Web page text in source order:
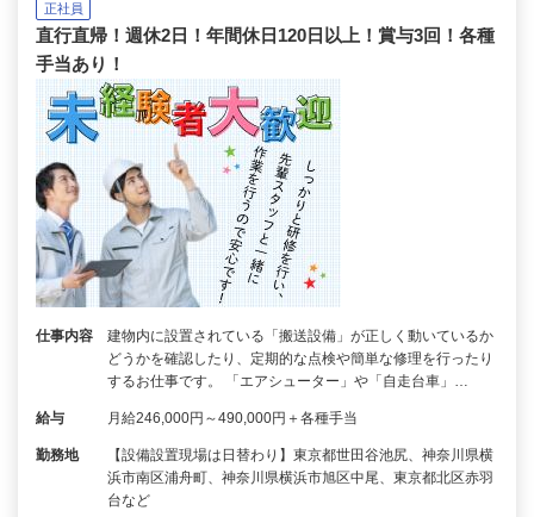
正社員
直行直帰！週休2日！年間休日120日以上！賞与3回！各種
手当あり！
仕事内容
建物内に設置されている「搬送設備」が正しく動いているか
どうかを確認したり、定期的な点検や簡単な修理を行ったり
するお仕事です。 「エアシューター」や「自走台車」…
給与 月給246,000円～490,000円＋各種手当
勤務地
【設備設置現場は日替わり】東京都世田谷池尻、神奈川県横
浜市南区浦舟町、神奈川県横浜市旭区中尾、東京都北区赤羽
台など